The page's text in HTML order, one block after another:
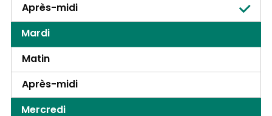
Après-midi
Mardi
Matin
Après-midi
Mercredi